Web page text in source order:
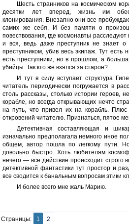
Шесть странников на космическом
десятки лет вперед, жизнь им
клонирования. Внезапно они все
самих же себя. И без памяти о
повествования, где космонавты
и вся, ведь даже преступник не знает о
преступником, убив весь экипаж. Тут
есть преступники, но в прошлом, а
убийцы. Так кто же взялся за старое?
И тут в силу вступает структура
читатель периодически погружается в
столь рассказы, столько истории героев,
корабле, но всегда открывающих нечто
на путь, что привел их на корабль.
откровений читателю. Признаться, пятое
Детективная составляющая и
изначально предполагала немного иное
общем, автор пошла по легкому пути.
довольно быстро. Хоть любителям
нечего — все действие происходит строго
детективной фантастики тут простор и
все сводится к банальным вопросам этики
И более всего мне жаль Марию.
Страницы: 1 2